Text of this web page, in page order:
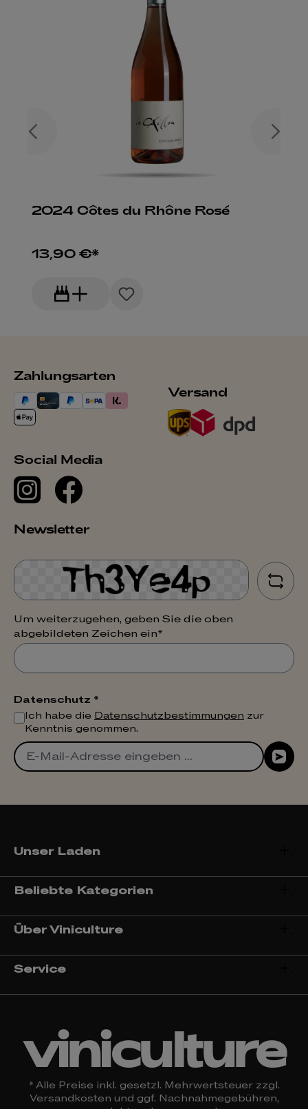
2024 Côtes du Rhône Rosé
13,90 €*
Zahlungsarten
Versand
Social Media
Newsletter
Um weiterzugehen, geben Sie die oben
abgebildeten Zeichen ein*
Datenschutz *
Ich habe die Datenschutzbestimmungen zur
Kenntnis genommen.
Unser Laden
Beliebte Kategorien
Über Viniculture
Service
viniculture
* Alle Preise inkl. gesetzl. Mehrwertsteuer zzgl.
Versandkosten und ggf. Nachnahmegebühren,